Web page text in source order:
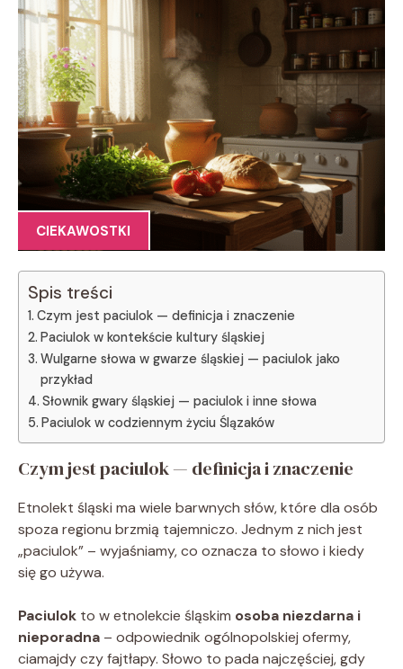
CIEKAWOSTKI
Spis treści
Czym jest paciulok — definicja i znaczenie
Paciulok w kontekście kultury śląskiej
Wulgarne słowa w gwarze śląskiej — paciulok jako
przykład
Słownik gwary śląskiej — paciulok i inne słowa
Paciulok w codziennym życiu Ślązaków
Czym jest paciulok — definicja i znaczenie
Etnolekt śląski ma wiele barwnych słów, które dla osób
spoza regionu brzmią tajemniczo. Jednym z nich jest
„paciulok” – wyjaśniamy, co oznacza to słowo i kiedy
się go używa.
Paciulok to w etnolekcie śląskim osoba niezdarna i
nieporadna – odpowiednik ogólnopolskiej ofermy,
ciamajdy czy fajtłapy. Słowo to pada najczęściej, gdy